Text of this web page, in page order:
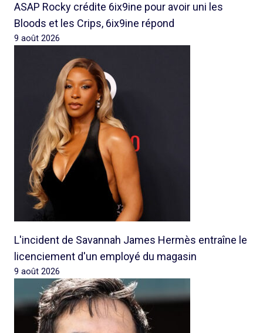
ASAP Rocky crédite 6ix9ine pour avoir uni les
Bloods et les Crips, 6ix9ine répond
9 août 2026
L'incident de Savannah James Hermès entraîne le
licenciement d'un employé du magasin
9 août 2026